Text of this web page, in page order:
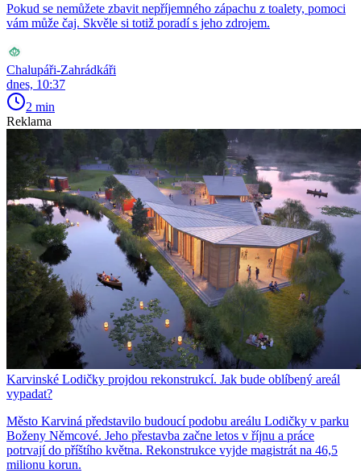
Pokud se nemůžete zbavit nepříjemného zápachu z toalety, pomoci
vám může čaj. Skvěle si totiž poradí s jeho zdrojem.
Chalupáři-Zahrádkáři
dnes, 10:37
2 min
Reklama
Karvinské Lodičky projdou rekonstrukcí. Jak bude oblíbený areál
vypadat?
Město Karviná představilo budoucí podobu areálu Lodičky v parku
Boženy Němcové. Jeho přestavba začne letos v říjnu a práce
potrvají do příštího května. Rekonstrukce vyjde magistrát na 46,5
milionu korun.